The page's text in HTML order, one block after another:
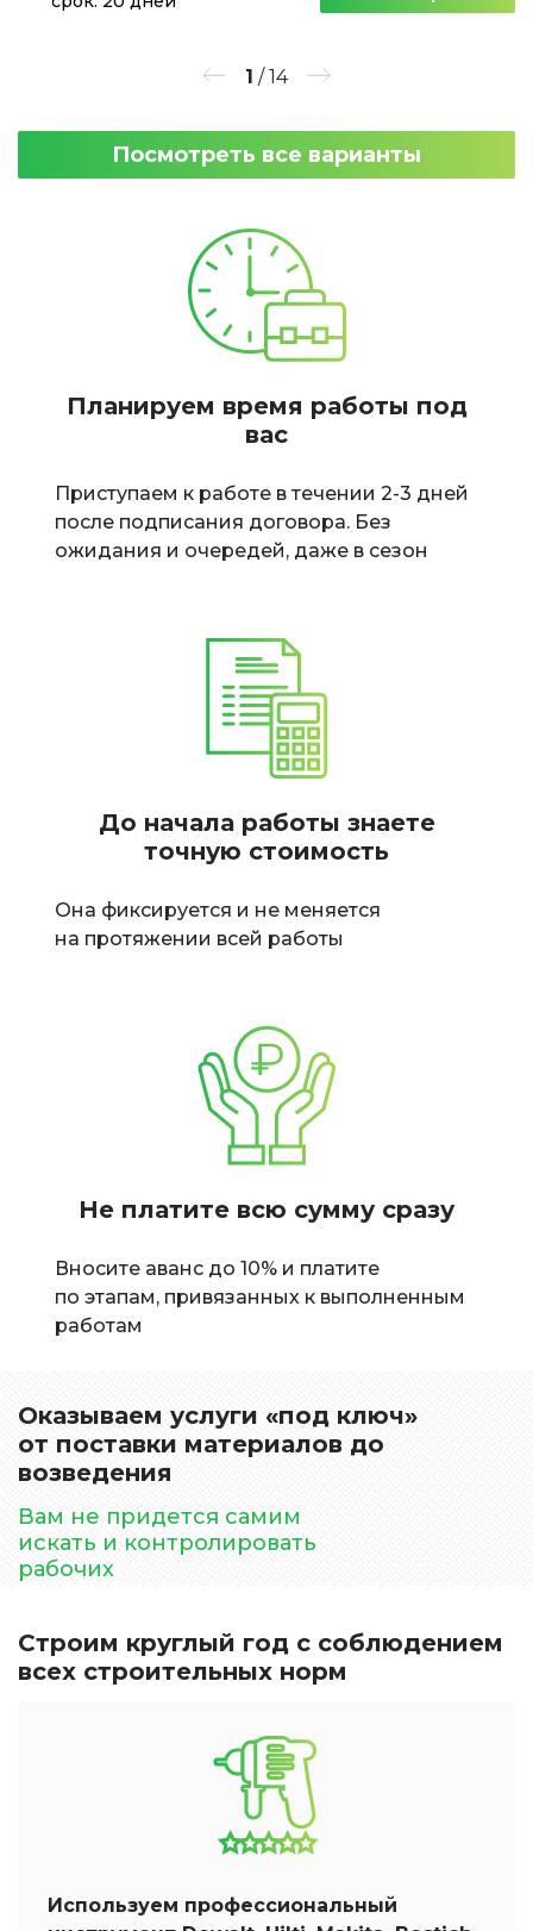
1 /14
Посмотреть все варианты
Планируем время работы под
вас
Приступаем к работе в течении 2-3 дней
после подписания договора. Без
ожидания и очередей, даже в сезон
До начала работы знаете
точную стоимость
Она фиксируется и не меняется
на протяжении всей работы
Не платите всю сумму сразу
Вносите аванс до 10% и платите
по этапам, привязанных к выполненным
работам
Оказываем услуги «под ключ»
от поставки материалов до
возведения
Вам не придется самим
искать и контролировать
рабочих
Строим круглый год с соблюдением
всех строительных норм
Используем профессиональный